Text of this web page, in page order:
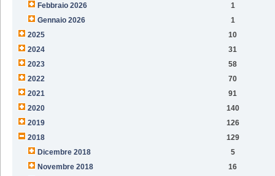
Febbraio 2026
1
Gennaio 2026
1
2025
10
2024
31
2023
58
2022
70
2021
91
2020
140
2019
126
2018
129
Dicembre 2018
5
Novembre 2018
16